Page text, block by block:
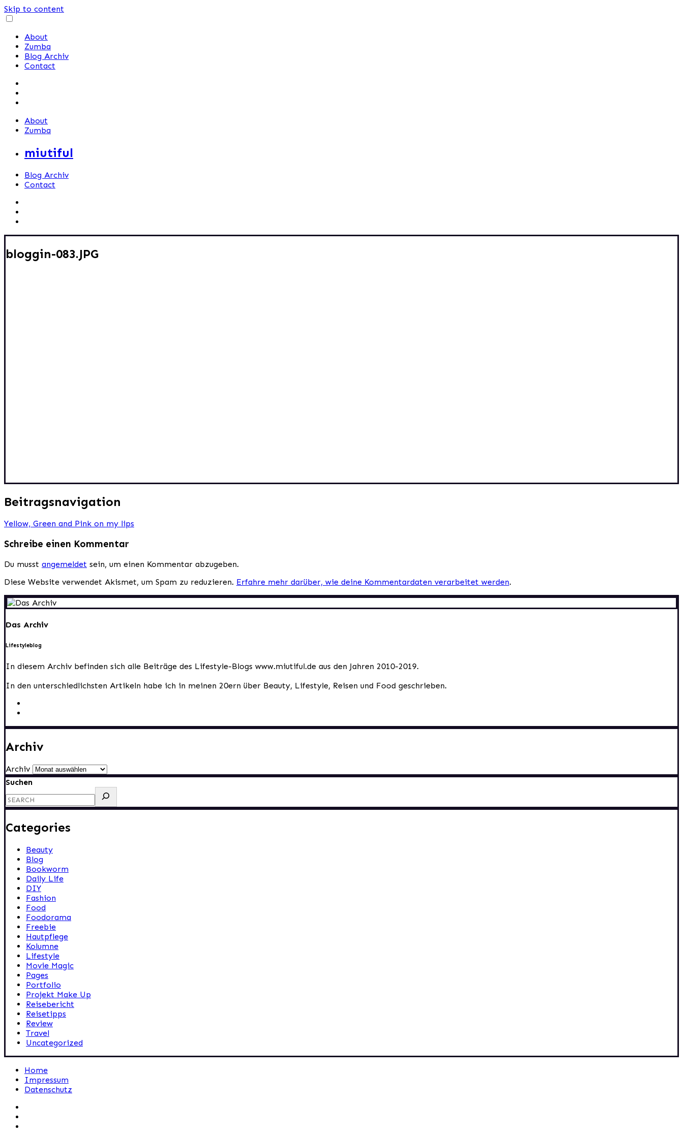
Skip to content
About
Zumba
Blog Archiv
Contact
About
Zumba
miutiful
Blog Archiv
Contact
bloggin-083.JPG
Beitragsnavigation
Yellow, Green and Pink on my lips
Schreibe einen Kommentar
Du musst angemeldet sein, um einen Kommentar abzugeben.
Diese Website verwendet Akismet, um Spam zu reduzieren. Erfahre mehr darüber, wie deine Kommentardaten verarbeitet werden.
Das Archiv
Lifestyleblog
In diesem Archiv befinden sich alle Beiträge des Lifestyle-Blogs www.miutiful.de aus den Jahren 2010-2019.
In den unterschiedlichsten Artikeln habe ich in meinen 20ern über Beauty, Lifestyle, Reisen und Food geschrieben.
Archiv
Archiv
Suchen
Categories
Beauty
Blog
Bookworm
Daily Life
DIY
Fashion
Food
Foodorama
Freebie
Hautpflege
Kolumne
Lifestyle
Movie Magic
Pages
Portfolio
Projekt Make Up
Reisebericht
Reisetipps
Review
Travel
Uncategorized
Home
Impressum
Datenschutz